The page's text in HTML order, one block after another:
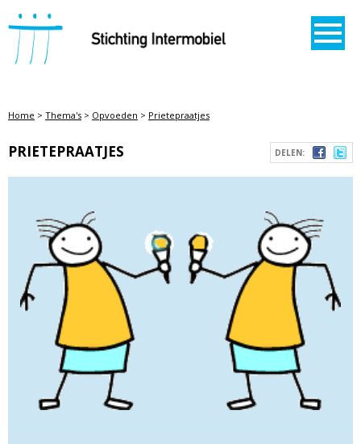
STICHTING INTERMOBIEL
Home > Thema's > Opvoeden > Prietepraatjes
DELEN:
PRIETEPRAATJES